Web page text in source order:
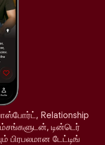
Relationship
டின்டெர்
பிரபலமான டேட்டிங்